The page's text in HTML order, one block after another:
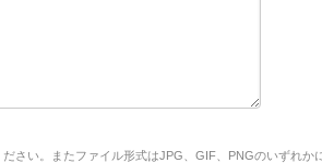
い。またファイル形式はJPG、GIF、PNGのいずれか